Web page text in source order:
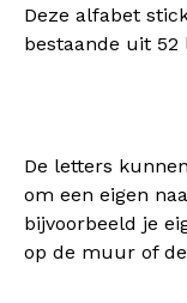
Deze alfabet
bestaande uit 52
De letters
om een eigen
bijvoorbeeld je
op de muur of